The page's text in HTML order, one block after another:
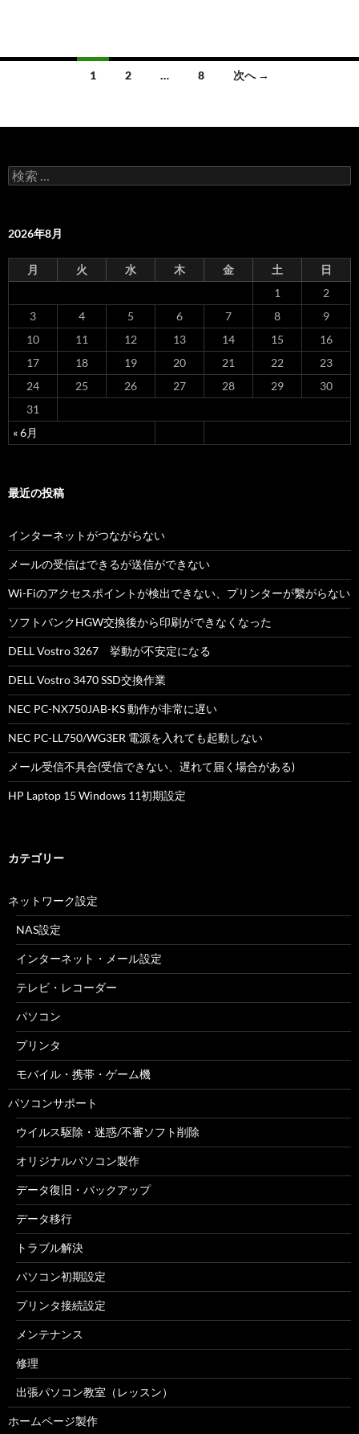
稿
ナ
ビ
ー
ョ
ン
1 2 … 8 次へ →
検
索
2026年8月
月 火 水 木 金 土 日
« 6月
1
2
3
4 5 6 7 8
9
10
11 12 13 14 15
16
17
18 19 20 21 22
23
24
25 26 27 28 29
30
31
最近の投稿
インターネットがつながらない
メールの受信はできるが送信ができない
Wi-Fiのアクセスポイントが検出できない、プリンターが繫がらない
ソフトバンクHGW交換後から印刷ができなくなった
DELL Vostro 3267 挙動が不安定になる
DELL Vostro 3470 SSD交換作業
NEC PC-NX750JAB-KS 動作が非常に遅い
NEC PC-LL750/WG3ER 電源を入れても起動しない
メール受信不具合(受信できない、遅れて届く場合がある)
HP Laptop 15 Windows 11初期設定
カテゴリー
ネットワーク設定
NAS設定
インターネット・メール設定
テレビ・レコーダー
パソコン
プリンタ
モバイル・携帯・ゲーム機
パソコンサポート
ウイルス駆除・迷惑/不審ソフト削除
オリジナルパソコン製作
データ復旧・バックアップ
データ移行
トラブル解決
パソコン初期設定
プリンタ接続設定
メンテナンス
修理
出張パソコン教室（レッスン）
ホームページ製作